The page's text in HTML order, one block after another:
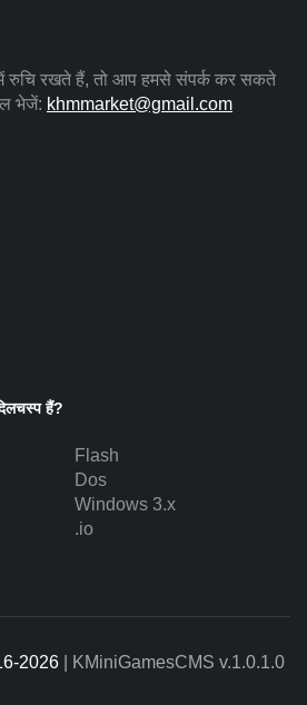
रुचि रखते हैं, तो आप हमसे संपर्क कर सकते
भेजें: khmmarket@gmail.com
हैं?
Flash
Dos
Windows 3.x
.io
2026 | KMiniGamesCMS v.1.0.1.0